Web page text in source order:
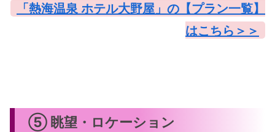
「熱海温泉 ホテル大野屋」の【プラン一覧】
はこちら＞＞
⑤ 眺望・ロケーション